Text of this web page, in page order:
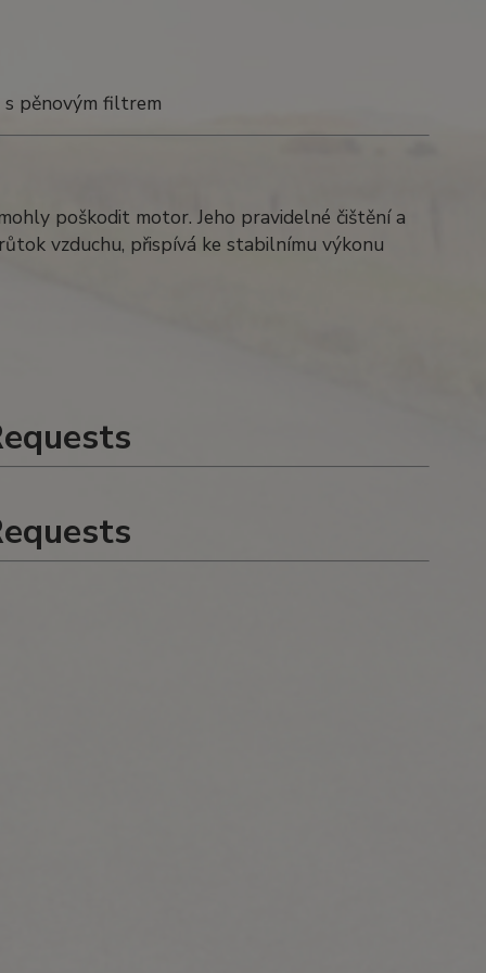
pěnovým filtrem
poškodit motor. Jeho pravidelné čištění a
vzduchu, přispívá ke stabilnímu výkonu